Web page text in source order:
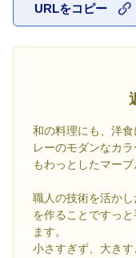
URLをコピー
和の料理にも、洋
レーのモダンなカラ
もわっとしたマー
職人の技術を活か
を作ることですっ
ます。
小さすぎず、大きす